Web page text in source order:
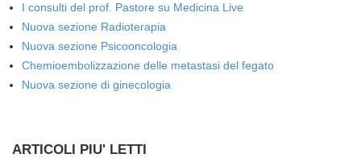
I consulti del prof. Pastore su Medicina Live
Nuova sezione Radioterapia
Nuova sezione Psicooncologia
Chemioembolizzazione delle metastasi del fegato
Nuova sezione di ginecologia
ARTICOLI PIU' LETTI